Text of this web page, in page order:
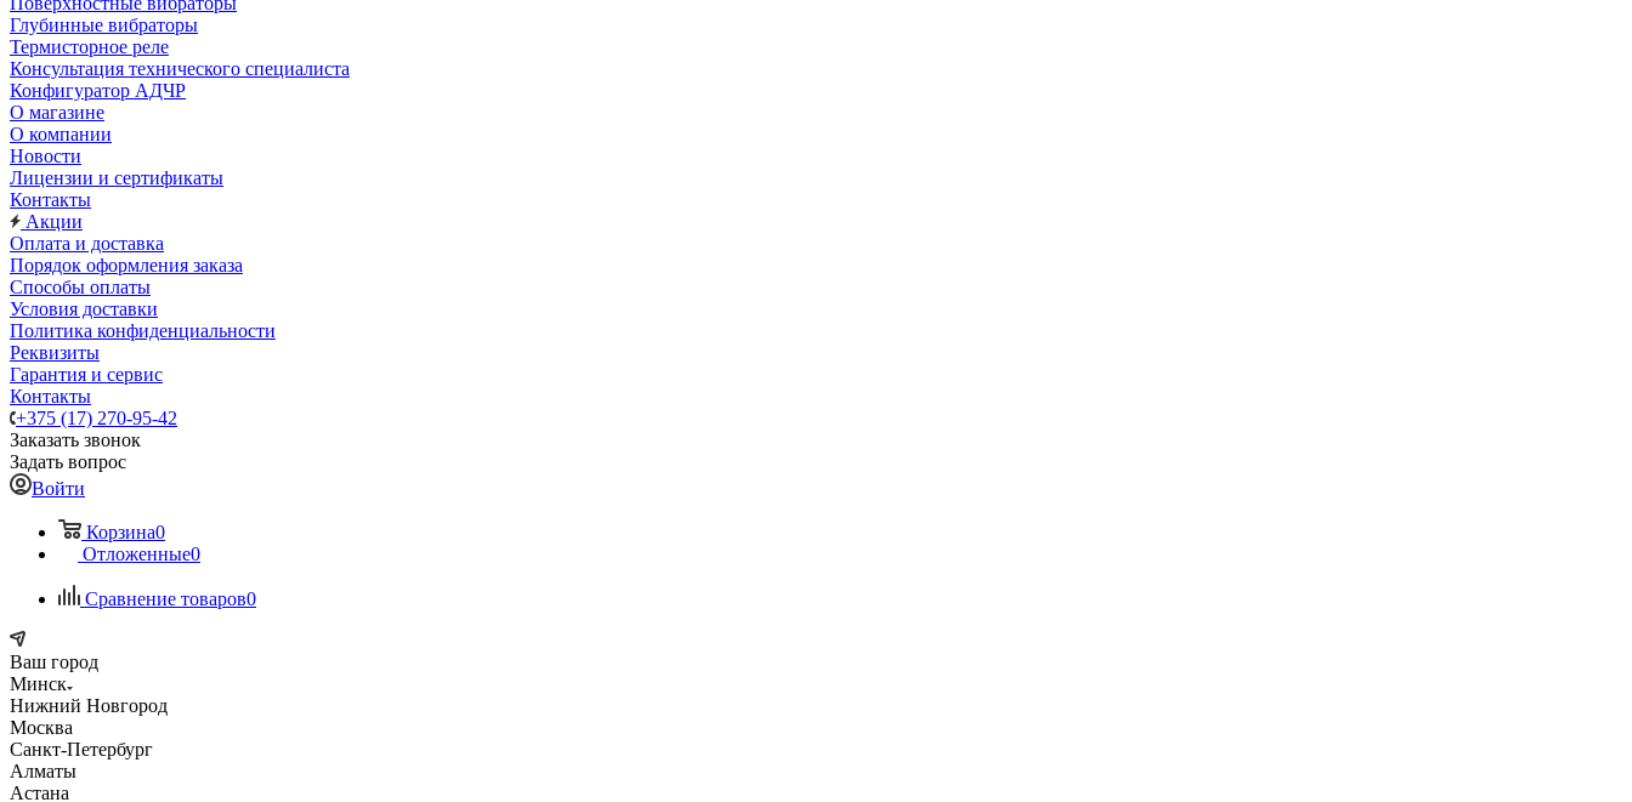
Глубинные вибраторы
Термисторное реле
Консультация технического специалиста
Конфигуратор АДЧР
О магазине
О компании
Новости
Лицензии и сертификаты
Контакты
Акции
Оплата и доставка
Порядок оформления заказа
Способы оплаты
Условия доставки
Политика конфиденциальности
Реквизиты
Гарантия и сервис
Контакты
+375 (17) 270-95-42
Заказать звонок
Задать вопрос
Войти
Корзина0
Отложенные0
Сравнение товаров0
Ваш город
Минск
Нижний Новгород
Москва
Санкт-Петербург
Алматы
Астана